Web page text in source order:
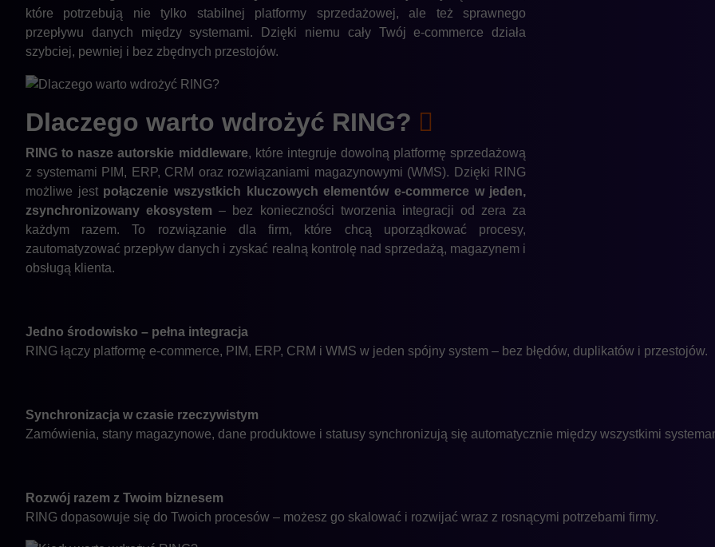
które potrzebują nie tylko stabilnej platformy sprzedażowej, ale też sprawnego
przepływu danych między systemami. Dzięki niemu cały Twój e-commerce działa
szybciej, pewniej i bez zbędnych przestojów.
Dlaczego warto wdrożyć RING?
RING to nasze autorskie middleware, które integruje dowolną platformę sprzedażową
z systemami PIM, ERP, CRM oraz rozwiązaniami magazynowymi (WMS). Dzięki RING
możliwe jest połączenie wszystkich kluczowych elementów e-commerce w jeden,
zsynchronizowany ekosystem – bez konieczności tworzenia integracji od zera za
każdym razem. To rozwiązanie dla firm, które chcą uporządkować procesy,
zautomatyzować przepływ danych i zyskać realną kontrolę nad sprzedażą, magazynem i
obsługą klienta.
Jedno środowisko – pełna integracja
RING łączy platformę e-commerce, PIM, ERP, CRM i WMS w jeden spójny system – bez błędów, duplikatów i przestojów.
Synchronizacja w czasie rzeczywistym
Zamówienia, stany magazynowe, dane produktowe i statusy synchronizują się automatycznie między wszystkimi
Rozwój razem z Twoim biznesem
RING dopasowuje się do Twoich procesów – możesz go skalować i rozwijać wraz z rosnącymi potrzebami firmy.